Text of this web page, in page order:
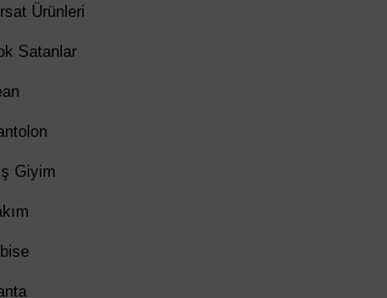
Ürünleri
Satanlar
Giyim